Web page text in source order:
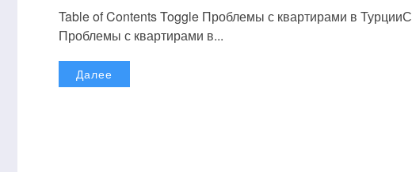
Table of Contents Toggle Проблемы с квартирами в
Проблемы с квартирами в...
Далее